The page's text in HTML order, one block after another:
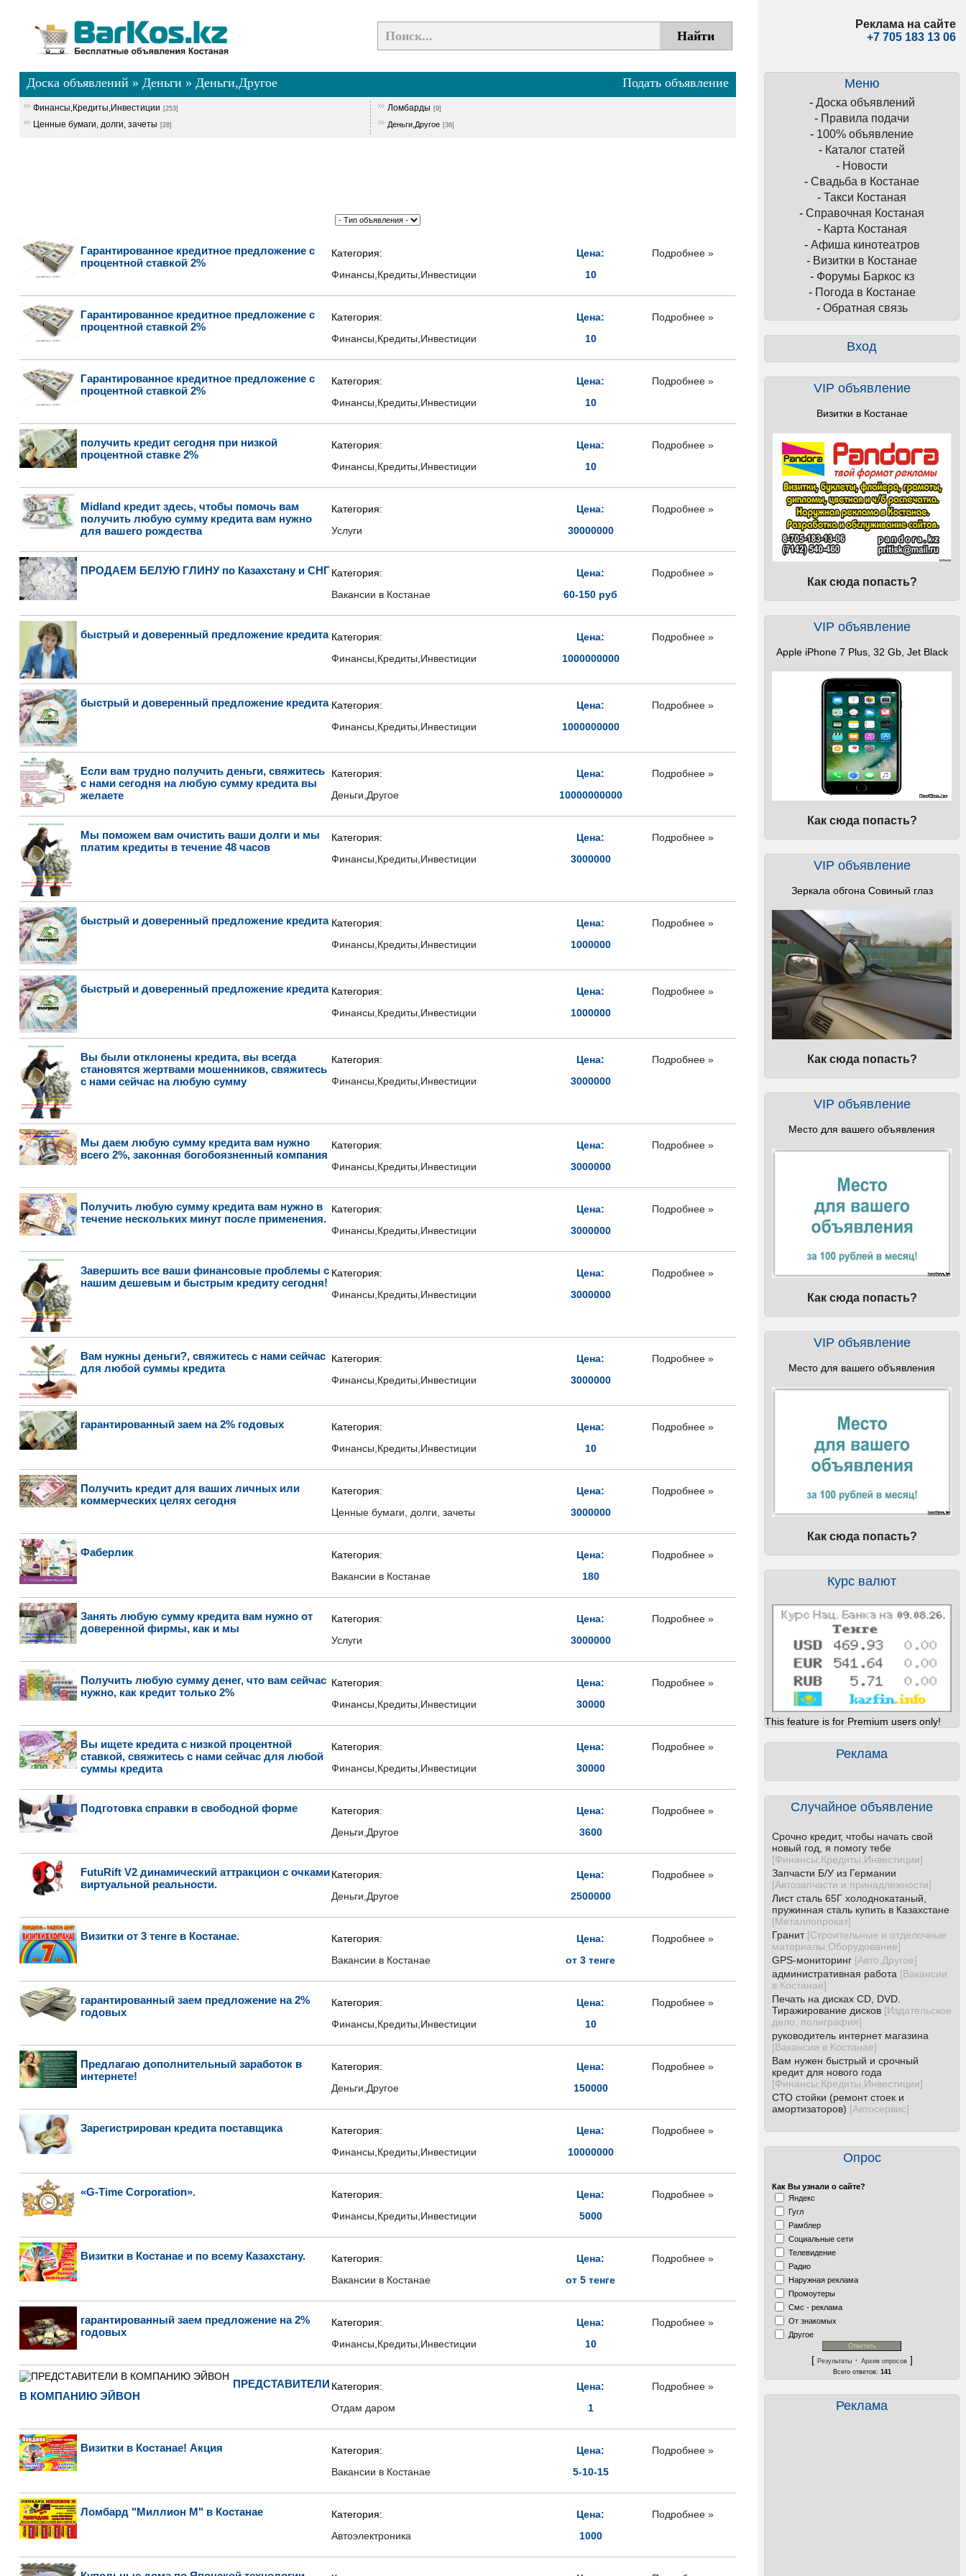
Реклама на сайте
+7 705 183 13 06
Меню
- Доска объявлений
- Правила подачи
- 100% объявление
- Каталог статей
- Новости
- Свадьба в Костанае
- Такси Костаная
- Справочная Костаная
- Карта Костаная
- Афиша кинотеатров
- Визитки в Костанае
- Форумы Баркос кз
- Погода в Костанае
- Обратная связь
Вход
VIP объявление
Визитки в Костанае
Как сюда попасть?
VIP объявление
Apple iPhone 7 Plus, 32 Gb, Jet Black
Как сюда попасть?
VIP объявление
Зеркала обгона Совиный глаз
Как сюда попасть?
VIP объявление
Место для вашего объявления
Как сюда попасть?
VIP объявление
Место для вашего объявления
Как сюда попасть?
Курс валют
This feature is for Premium users only!
Реклама
Случайное объявление
Срочно кредит, чтобы начать свой
новый год, я помогу тебе
[Финансы,Кредиты,Инвестиции]
Запчасти Б/У из Германии
[Автозапчасти и принадлежности]
Лист сталь 65Г холоднокатаный,
пружинная сталь купить в Казахстане
[Металлопрокат]
Гранит [Строительные и отделочные
материалы,Оборудование]
GPS-мониторинг [Авто,Другое]
административная работа [Вакансии
в Костанае]
Печать на дисках CD, DVD.
Тиражирование дисков [Издательское
дело, полиграфия]
руководитель интернет магазина
[Вакансии в Костанае]
Вам нужен быстрый и срочный
кредит для нового года
[Финансы,Кредиты,Инвестиции]
СТО стойки (ремонт стоек и
амортизаторов) [Автосервис]
Опрос
Как Вы узнали о сайте?
Яндекс
Гугл
Рамблер
Социальные сети
Телевидение
Радио
Наружная реклама
Промоутеры
Смс - реклама
От знакомых
Другое
[ Результаты· Архив опросов]
Всего ответов: 141
Реклама
Подать объявление
Доска объявлений » Деньги » Деньги,Другое
Финансы,Кредиты,Инвестиции [253] Ломбарды [9]
Ценные бумаги, долги, зачеты [28] Деньги,Другое [36]
Гарантированное кредитное предложение с
процентной ставкой 2%
Категория:
Финансы,Кредиты,Инвестиции
Цена:
10
Подробнее »
Гарантированное кредитное предложение с
процентной ставкой 2%
Категория:
Финансы,Кредиты,Инвестиции
Цена:
10
Подробнее »
Гарантированное кредитное предложение с
процентной ставкой 2%
Категория:
Финансы,Кредиты,Инвестиции
Цена:
10
Подробнее »
получить кредит сегодня при низкой
процентной ставке 2%
Категория:
Финансы,Кредиты,Инвестиции
Цена:
10
Подробнее »
Midland кредит здесь, чтобы помочь вам
получить любую сумму кредита вам нужно
для вашего рождества
Категория:
Услуги
Цена:
30000000
Подробнее »
ПРОДАЕМ БЕЛУЮ ГЛИНУ по Казахстану и СНГКатегория:
Вакансии в Костанае
Цена:
60-150 руб
Подробнее »
быстрый и доверенный предложение кредита Категория:
Финансы,Кредиты,Инвестиции
Цена:
1000000000
Подробнее »
быстрый и доверенный предложение кредита Категория:
Финансы,Кредиты,Инвестиции
Цена:
1000000000
Подробнее »
Если вам трудно получить деньги, свяжитесь
с нами сегодня на любую сумму кредита вы
желаете
Категория:
Деньги,Другое
Цена:
10000000000
Подробнее »
Мы поможем вам очистить ваши долги и мы
платим кредиты в течение 48 часов
Категория:
Финансы,Кредиты,Инвестиции
Цена:
3000000
Подробнее »
быстрый и доверенный предложение кредита Категория:
Финансы,Кредиты,Инвестиции
Цена:
1000000
Подробнее »
быстрый и доверенный предложение кредита Категория:
Финансы,Кредиты,Инвестиции
Цена:
1000000
Подробнее »
Вы были отклонены кредита, вы всегда
становятся жертвами мошенников, свяжитесь
с нами сейчас на любую сумму
Категория:
Финансы,Кредиты,Инвестиции
Цена:
3000000
Подробнее »
Мы даем любую сумму кредита вам нужно
всего 2%, законная богобоязненный компания
Категория:
Финансы,Кредиты,Инвестиции
Цена:
3000000
Подробнее »
Получить любую сумму кредита вам нужно в
течение нескольких минут после применения.
Категория:
Финансы,Кредиты,Инвестиции
Цена:
3000000
Подробнее »
Завершить все ваши финансовые проблемы с
нашим дешевым и быстрым кредиту сегодня!
Категория:
Финансы,Кредиты,Инвестиции
Цена:
3000000
Подробнее »
Вам нужны деньги?, свяжитесь с нами сейчас
для любой суммы кредита
Категория:
Финансы,Кредиты,Инвестиции
Цена:
3000000
Подробнее »
гарантированный заем на 2% годовых
Категория:
Финансы,Кредиты,Инвестиции
Цена:
10
Подробнее »
Получить кредит для ваших личных или
коммерческих целях сегодня
Категория:
Ценные бумаги, долги, зачеты
Цена:
3000000
Подробнее »
Фаберлик
Категория:
Вакансии в Костанае
Цена:
180
Подробнее »
Занять любую сумму кредита вам нужно от
доверенной фирмы, как и мы
Категория:
Услуги
Цена:
3000000
Подробнее »
Получить любую сумму денег, что вам сейчас
нужно, как кредит только 2%
Категория:
Финансы,Кредиты,Инвестиции
Цена:
30000
Подробнее »
Вы ищете кредита с низкой процентной
ставкой, свяжитесь с нами сейчас для любой
суммы кредита
Категория:
Финансы,Кредиты,Инвестиции
Цена:
30000
Подробнее »
Подготовка справки в свободной форме
Категория:
Деньги,Другое
Цена:
3600
Подробнее »
FutuRift V2 динамический аттракцион с очками
виртуальной реальности.
Категория:
Деньги,Другое
Цена:
2500000
Подробнее »
Визитки от 3 тенге в Костанае.
Категория:
Вакансии в Костанае
Цена:
от 3 тенге
Подробнее »
гарантированный заем предложение на 2%
годовых
Категория:
Финансы,Кредиты,Инвестиции
Цена:
10
Подробнее »
Предлагаю дополнительный заработок в
интернете!
Категория:
Деньги,Другое
Цена:
150000
Подробнее »
Зарегистрирован кредита поставщика
Категория:
Финансы,Кредиты,Инвестиции
Цена:
10000000
Подробнее »
«G-Time Corporation».
Категория:
Финансы,Кредиты,Инвестиции
Цена:
5000
Подробнее »
Визитки в Костанае и по всему Казахстану.
Категория:
Вакансии в Костанае
Цена:
от 5 тенге
Подробнее »
гарантированный заем предложение на 2%
годовых
Категория:
Финансы,Кредиты,Инвестиции
Цена:
10
Подробнее »
ПРЕДСТАВИТЕЛИ
В КОМПАНИЮ ЭЙВОН
Категория:
Отдам даром
Цена:
1
Подробнее »
Визитки в Костанае! Акция
Категория:
Вакансии в Костанае
Цена:
5-10-15
Подробнее »
Ломбард "Миллион М" в Костанае
Категория:
Автоэлектроника
Цена:
1000
Подробнее »